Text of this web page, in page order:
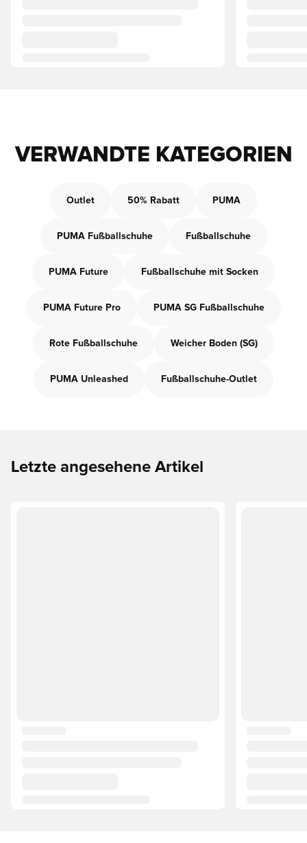
VERWANDTE KATEGORIEN
Outlet 50% Rabatt PUMA
PUMA Fußballschuhe Fußballschuhe
PUMA Future Fußballschuhe mit Socken
PUMA Future Pro PUMA SG Fußballschuhe
Rote Fußballschuhe Weicher Boden (SG)
PUMA Unleashed Fußballschuhe-Outlet
Letzte angesehene Artikel